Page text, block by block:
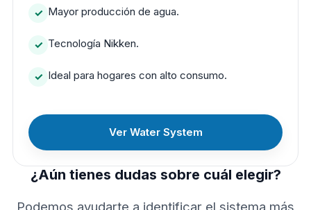
Mayor producción de agua.
Tecnología Nikken.
Ideal para hogares con alto consumo.
Ver Water System
¿Aún tienes dudas sobre cuál elegir?
Podemos ayudarte a identificar el sistema más